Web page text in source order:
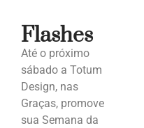
Flashes
Até o próximo
sábado a Totum
Design, nas
Graças, promove
sua Semana da